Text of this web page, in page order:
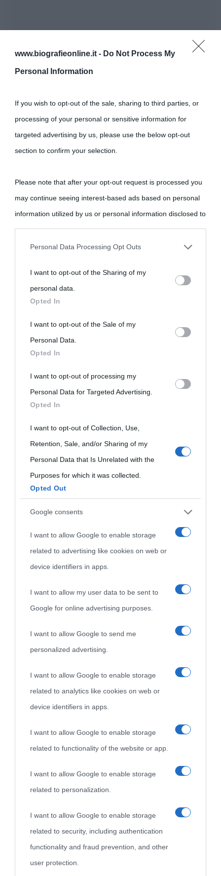
www.biografieonline.it - Do Not Process My
Personal Information
If you wish to opt-out of the sale, sharing to third parties, or
processing of your personal or sensitive information for
targeted advertising by us, please use the below opt-out
section to confirm your selection.
Please note that after your opt-out request is processed you
may continue seeing interest-based ads based on personal
information utilized by us or personal information disclosed to
third parties prior to your opt-out.
personal information by third parties on the IAB’s list of
downstream participants.
This information may also be disclosed by us to third parties
on the IAB’s List of Downstream Participants that may further
disclose it to other third parties.
Please note that this website/app uses one or more Google
services and may gather and store information including but
not limited to your visit or usage behaviour. You may click to
grant or deny consent to Google and its third-party tags to
use your data for below specified purposes in below Google
consent section.
Personal Data Processing Opt Outs
I want to opt-out of the Sharing of my
personal data.
Opted In
I want to opt-out of the Sale of my
Personal Data.
Opted In
I want to opt-out of processing my
Personal Data for Targeted Advertising.
Opted In
I want to opt-out of Collection, Use,
Retention, Sale, and/or Sharing of my
Personal Data that Is Unrelated with the
Purposes for which it was collected.
Opted Out
Google consents
I want to allow Google to enable storage
related to advertising like cookies on web or
device identifiers in apps.
I want to allow my user data to be sent to
Google for online advertising purposes.
I want to allow Google to send me
personalized advertising.
I want to allow Google to enable storage
related to analytics like cookies on web or
device identifiers in apps.
I want to allow Google to enable storage
related to functionality of the website or app.
I want to allow Google to enable storage
related to personalization.
I want to allow Google to enable storage
related to security, including authentication
functionality and fraud prevention, and other
user protection.
Cultura
Cultura è un blog del sito Biografieonline © 2012-2025 •
come Affiliato Amazon il sito ricava commissioni sugli acquisti
nell'avversa.» (Aristotele -Frasi sulla cultura)
Biografie di
Biografie più
visitate
Indice dei nomi
Categorie
Ricorrenze
Onomastico
Film biografici
Aforismi
Mappa del sito
Privacy policy
Pubblicità
Contatti